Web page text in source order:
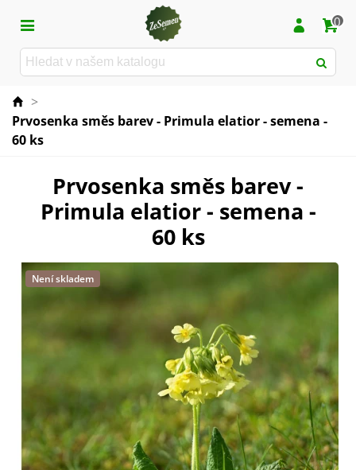
0
>
Prvosenka směs barev - Primula elatior - semena -
60 ks
Prvosenka směs barev -
Primula elatior - semena -
60 ks
Není skladem